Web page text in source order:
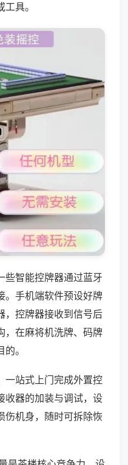
具。
些智能控牌器通过蓝牙
。手机端软件预设好牌
，控牌器接收到信号后
，在麻将机洗牌、码牌
。
一站式上门完成外置控
收器的加装与调试，设
伤机身，随时可拆除恢